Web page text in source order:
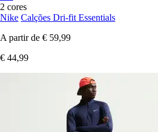
2 cores
Nike Calções Dri-fit Essentials
A partir de € 59,99
€ 44,99